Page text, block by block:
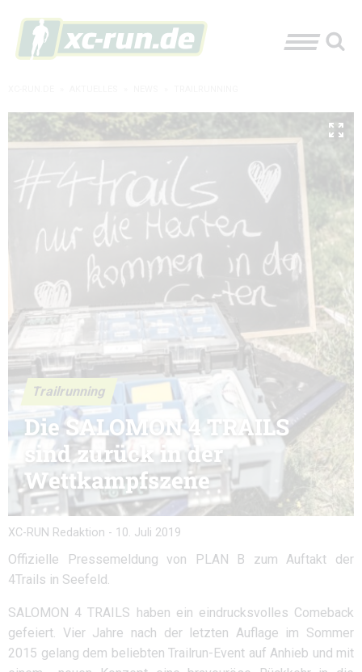
Trailrunning
Die SALOMON 4 TRAILS
sind zurück in der
Wettkampfszene
XC-RUN Redaktion - 10. Juli 2019
Offizielle Pressemeldung von PLAN B zum Auftakt der
4Trails in Seefeld.
SALOMON 4 TRAILS haben ein eindrucksvolles Comeback
gefeiert. Vier Jahre nach der letzten Auflage im Sommer
2015 gelang dem beliebten Trailrun-Event auf Anhieb und mit